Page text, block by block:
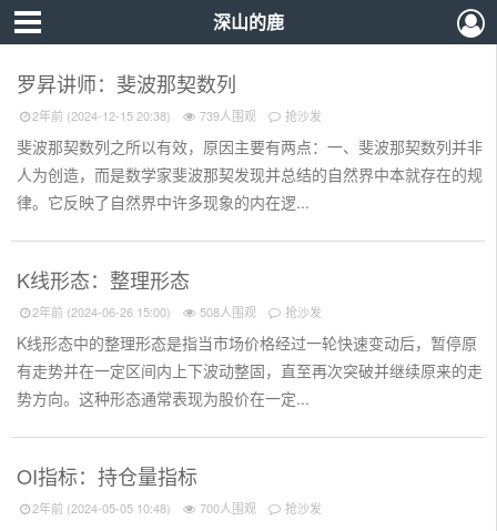
深山的鹿
罗昇讲师：斐波那契数列
2年前 (2024-12-15 20:38) 739人围观 抢沙发
斐波那契数列之所以有效，原因主要有两点：一、斐波那契数列并非
人为创造，而是数学家斐波那契发现并总结的自然界中本就存在的规
律。它反映了自然界中许多现象的内在逻...
K线形态：整理形态
2年前 (2024-06-26 15:00) 508人围观 抢沙发
K线形态中的整理形态是指当市场价格经过一轮快速变动后，暂停原
有走势并在一定区间内上下波动整固，直至再次突破并继续原来的走
势方向。这种形态通常表现为股价在一定...
OI指标：持仓量指标
2年前 (2024-05-05 10:48) 700人围观 抢沙发